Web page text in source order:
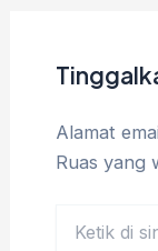
Alamat
Ruas yang